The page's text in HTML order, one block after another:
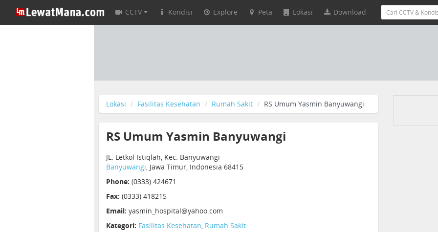
CCTV Kondisi Explore Peta Lokasi Download
Lokasi Fasilitas Kesehatan Rumah Sakit RS Umum Yasmin Banyuwangi
RS Umum Yasmin Banyuwangi
JL. Letkol Istiqlah, Kec. Banyuwangi
Banyuwangi, Jawa Timur, Indonesia 68415
Phone: (0333) 424671
Fax: (0333) 418215
Email: yasmin_hospital@yahoo.com
Kategori: Fasilitas Kesehatan, Rumah Sakit